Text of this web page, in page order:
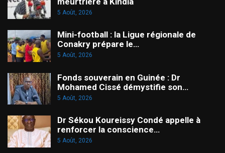
5 Août, 2026
Mini-football : la Ligue régionale de
Conakry prépare le…
5 Août, 2026
Fonds souverain en Guinée : Dr
Mohamed Cissé démystifie son…
5 Août, 2026
Dr Sékou Koureissy Condé appelle à
renforcer la conscience…
5 Août, 2026